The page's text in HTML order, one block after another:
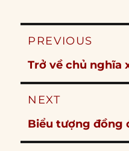
Post
PREVIOUS
Previous
post:
Trở về chủ nghĩa
NEXT
Next
post:
Biểu tượng đồng